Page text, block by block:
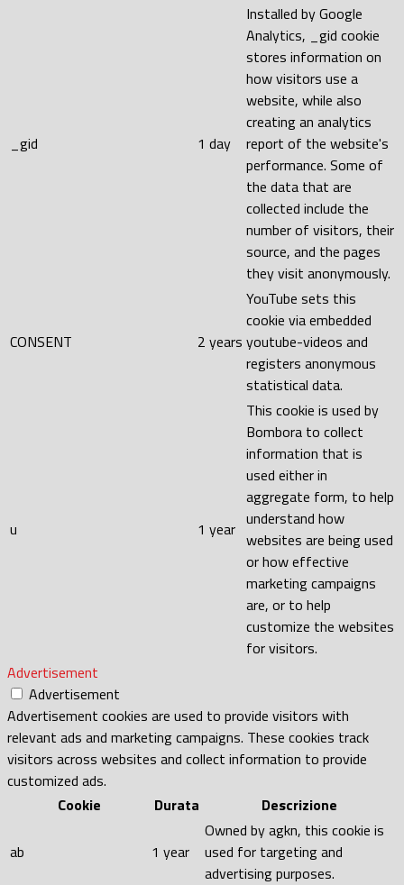
_gid 1 day
Installed by Google
Analytics, _gid cookie
stores information on
how visitors use a
website, while also
creating an analytics
report of the website's
performance. Some of
the data that are
collected include the
number of visitors, their
source, and the pages
they visit anonymously.
CONSENT 2 years
YouTube sets this
cookie via embedded
youtube-videos and
registers anonymous
statistical data.
u 1 year
This cookie is used by
Bombora to collect
information that is
used either in
aggregate form, to help
understand how
websites are being used
or how effective
marketing campaigns
are, or to help
customize the websites
for visitors.
Advertisement
Advertisement
Advertisement cookies are used to provide visitors with
relevant ads and marketing campaigns. These cookies track
visitors across websites and collect information to provide
customized ads.
Cookie
Durata Descrizione
ab 1 year
Owned by agkn, this cookie is
used for targeting and
advertising purposes.